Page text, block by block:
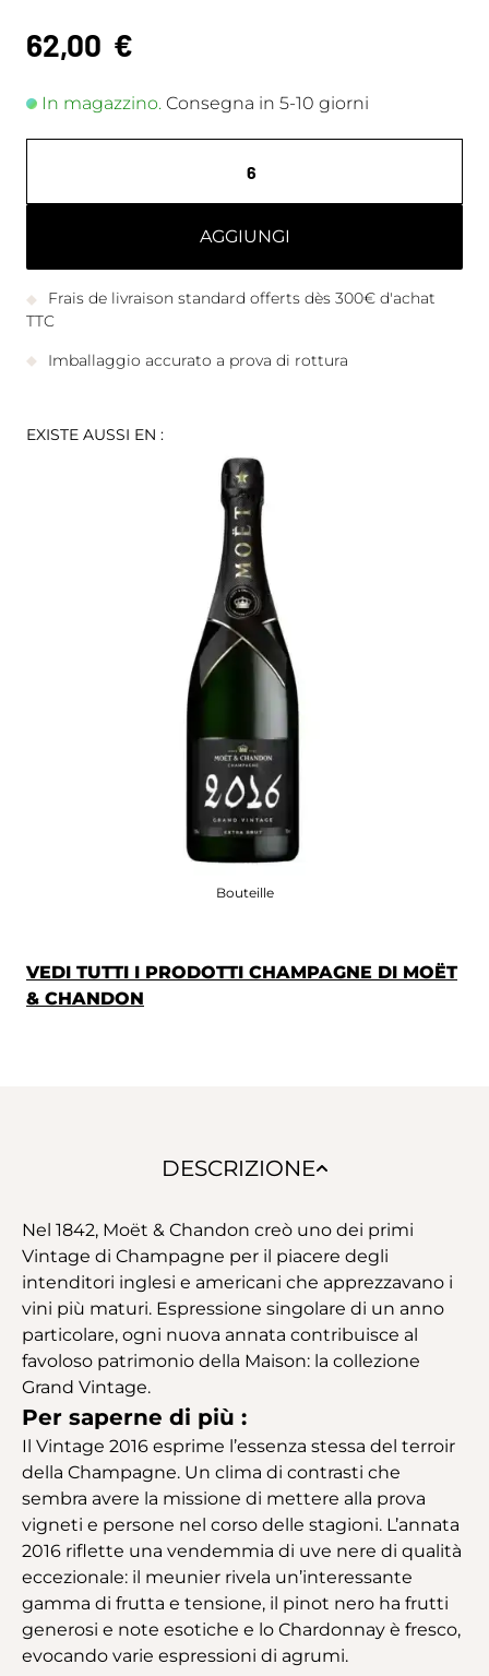
62,00 €
In magazzino. Consegna in 5-10 giorni
AGGIUNGI
Frais de livraison standard offerts dès 300€ d'achat
TTC
Imballaggio accurato a prova di rottura
EXISTE AUSSI EN :
Bouteille
VEDI TUTTI I PRODOTTI CHAMPAGNE DI MOËT
& CHANDON
DESCRIZIONE
Nel 1842, Moët & Chandon creò uno dei primi
Vintage di Champagne per il piacere degli
intenditori inglesi e americani che apprezzavano i
vini più maturi. Espressione singolare di un anno
particolare, ogni nuova annata contribuisce al
favoloso patrimonio della Maison: la collezione
Grand Vintage.
Per saperne di più :
Il Vintage 2016 esprime l’essenza stessa del terroir
della Champagne. Un clima di contrasti che
sembra avere la missione di mettere alla prova
vigneti e persone nel corso delle stagioni. L’annata
2016 riflette una vendemmia di uve nere di qualità
eccezionale: il meunier rivela un’interessante
gamma di frutta e tensione, il pinot nero ha frutti
generosi e note esotiche e lo Chardonnay è fresco,
evocando varie espressioni di agrumi.